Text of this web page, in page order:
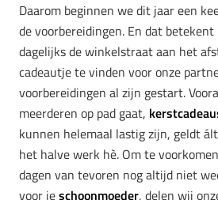
Daarom beginnen we dit jaar een
de voorbereidingen. En dat
dagelijks de winkelstraat aan het
cadeautje te vinden voor onze
voorbereidingen al zijn gestart.
meerderen op pad gaat,
kunnen helemaal lastig zijn, geldt
het halve werk hè. Om te
dagen van tevoren nog altijd niet
voor jeschoonmoeder, delen wij